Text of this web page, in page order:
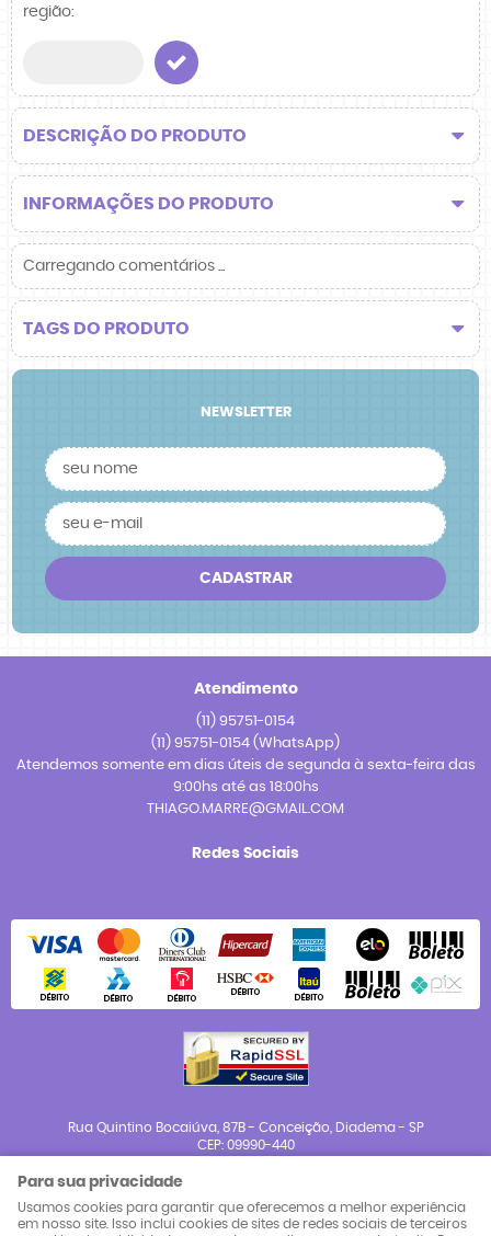
região:
DESCRIÇÃO DO PRODUTO
INFORMAÇÕES DO PRODUTO
Carregando comentários ...
TAGS DO PRODUTO
NEWSLETTER
CADASTRAR
Atendimento
(11) 95751-0154
(11) 95751-0154 (WhatsApp)
Atendemos somente em dias úteis de segunda à sexta-feira das
9:00hs até as 18:00hs
THIAGO.MARRE@GMAIL.COM
Redes Sociais
Rua Quintino Bocaiúva, 87B- Conceição, Diadema- SP
CEP: 09990-440
Para sua privacidade
Usamos cookies para garantir que oferecemos a melhor experiência
em nosso site. Isso inclui cookies de sites de redes sociais de terceiros